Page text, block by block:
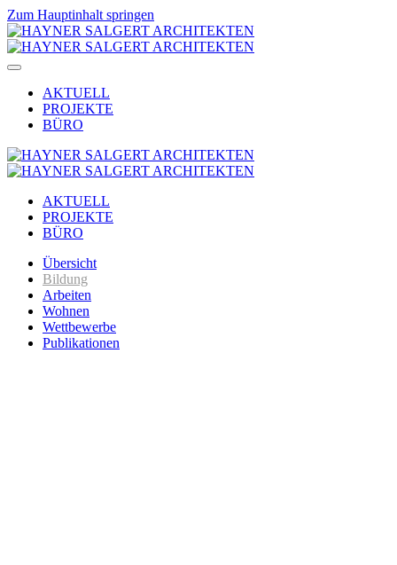
Zum Hauptinhalt springen
AKTUELL
PROJEKTE
BÜRO
AKTUELL
PROJEKTE
BÜRO
Übersicht
Bildung
Arbeiten
Wohnen
Wettbewerbe
Publikationen